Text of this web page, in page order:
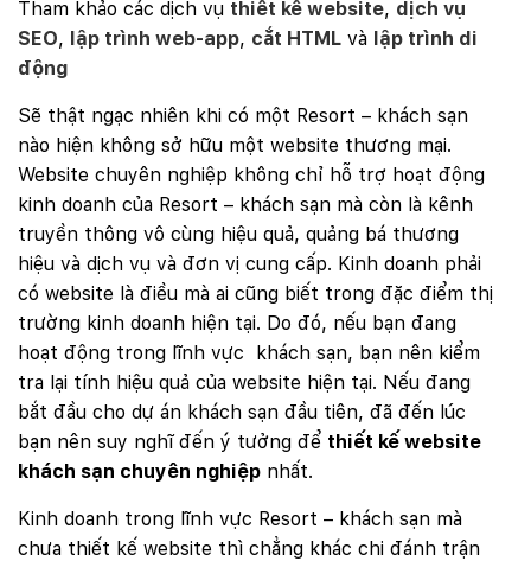
Tham khảo các dịch vụ thiết kế website, dịch vụ
SEO, lập trình web-app, cắt HTML và lập trình di
động
Sẽ thật ngạc nhiên khi có một Resort – khách sạn
nào hiện không sở hữu một website thương mại.
Website chuyên nghiệp không chỉ hỗ trợ hoạt động
kinh doanh của Resort – khách sạn mà còn là kênh
truyền thông vô cùng hiệu quả, quảng bá thương
hiệu và dịch vụ và đơn vị cung cấp. Kinh doanh phải
có website là điều mà ai cũng biết trong đặc điểm thị
trường kinh doanh hiện tại. Do đó, nếu bạn đang
hoạt động trong lĩnh vực khách sạn, bạn nên kiểm
tra lại tính hiệu quả của website hiện tại. Nếu đang
bắt đầu cho dự án khách sạn đầu tiên, đã đến lúc
bạn nên suy nghĩ đến ý tưởng để thiết kế website
khách sạn chuyên nghiệp nhất.
Kinh doanh trong lĩnh vực Resort – khách sạn mà
chưa thiết kế website thì chẳng khác chi đánh trận